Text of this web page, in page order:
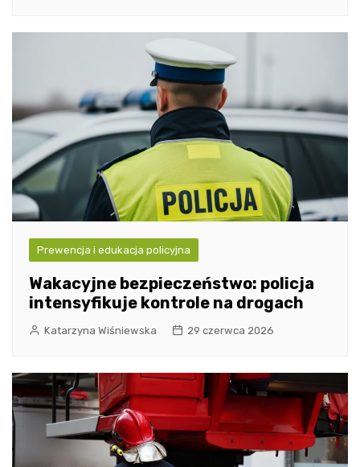
Prewencja i edukacja policyjna
Wakacyjne bezpieczeństwo: policja
intensyfikuje kontrole na drogach
Katarzyna Wiśniewska 29 czerwca 2026